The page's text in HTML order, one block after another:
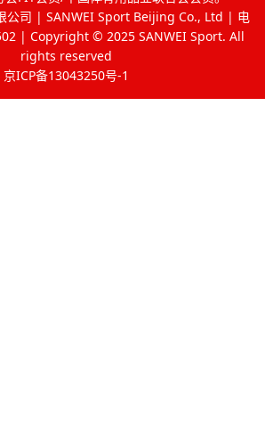
公司 | SANWEI Sport Beijing Co., Ltd | 电
| Copyright © 2025 SANWEI Sport. All
rights reserved
京ICP备13043250号-1